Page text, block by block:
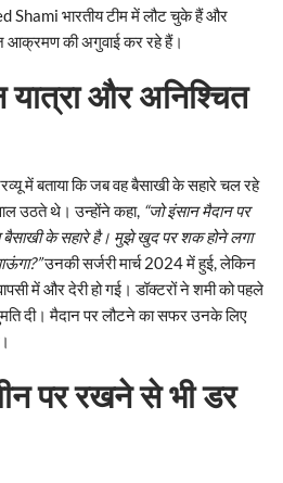
Shami भारतीय टीम में लौट चुके हैं और
आक्रमण की अगुवाई कर रहे हैं।
यात्रा और अनिश्चित
में बताया कि जब वह बैसाखी के सहारे चल रहे
उठते थे। उन्होंने कहा, “जो इंसान मैदान पर
बैसाखी के सहारे है। मुझे खुद पर शक होने लगा
उनकी सर्जरी मार्च 2024 में हुई, लेकिन
में और देरी हो गई। डॉक्टरों ने शमी को पहले
दी। मैदान पर लौटने का सफर उनके लिए
पर रखने से भी डर